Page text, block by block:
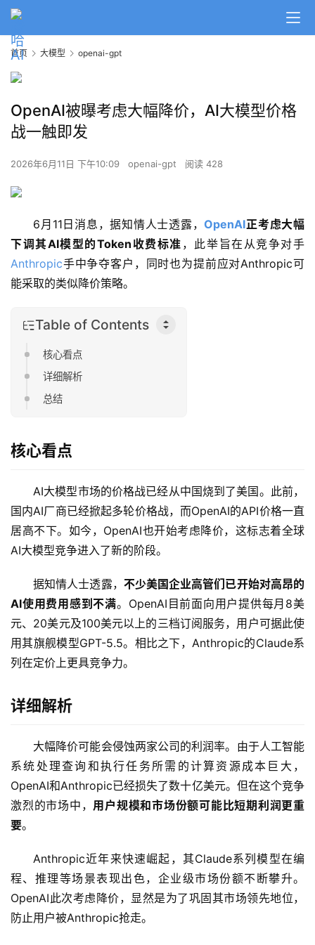
I
日
报
源
目
首页 大模型 openai-gpt
OpenAI被曝考虑大幅降价，AI大模型价格
战一触即发
2026年6月11日 下午10:09 openai-gpt 阅读 428
6月11日消息，据知情人士透露，OpenAI正考虑大幅
下调其AI模型的Token收费标准 ，此举旨在从竞争对手
Anthropic手中争夺客户，同时也为提前应对Anthropic可
能采取的类似降价策略。
Table of Contents
核心看点
详细解析
总结
核心看点
AI大模型市场的价格战已经从中国烧到了美国。此前，
国内AI厂商已经掀起多轮价格战，而OpenAI的API价格一直
居高不下。如今，OpenAI也开始考虑降价，这标志着全球
AI大模型竞争进入了新的阶段。
据知情人士透露， 不少美国企业高管们已开始对高昂的
AI使用费用感到不满。OpenAI目前面向用户提供每月8美
元、20美元及100美元以上的三档订阅服务，用户可据此使
用其旗舰模型GPT-5.5。相比之下，Anthropic的Claude系
列在定价上更具竞争力。
详细解析
大幅降价可能会侵蚀两家公司的利润率。由于人工智能
系统处理查询和执行任务所需的计算资源成本巨大，
OpenAI和Anthropic已经损失了数十亿美元。但在这个竞争
激烈的市场中， 用户规模和市场份额可能比短期利润更重
要。
Anthropic近年来快速崛起，其Claude系列模型在编
程、推理等场景表现出色，企业级市场份额不断攀升。
OpenAI此次考虑降价，显然是为了巩固其市场领先地位，
防止用户被Anthropic抢走。